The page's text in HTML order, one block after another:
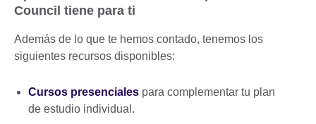
Council tiene para ti
Además de lo que te hemos contado, tenemos los
siguientes recursos disponibles:
Cursos presenciales para complementar tu plan
de estudio individual.